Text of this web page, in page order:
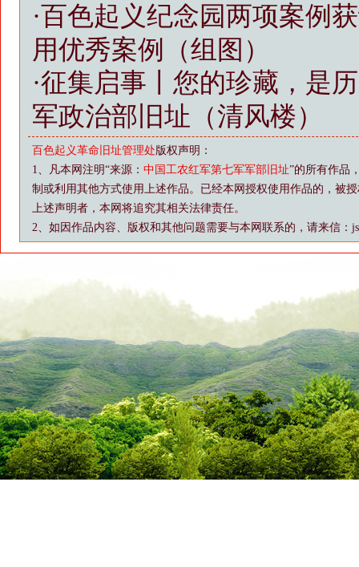
·百色起义纪念园两项案例
用优秀案例（组图）
·征集启事丨您的珍藏，是
军政治部旧址（清风楼）
百色起义革命旧址管理处版权声明：
1、凡本网注明“来源： 中国工农红军第七军军部旧址”的所有作品
制或利用其他方式使用上述作品。已经本网授权使用作品的，被
上述声明者，本网将追究其相关法律责任。
2、如因作品内容、版权和其他问题需要与本网联系的，请来信：